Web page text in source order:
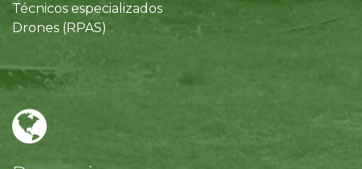
Técnicos especializados
Drones (RPAS)